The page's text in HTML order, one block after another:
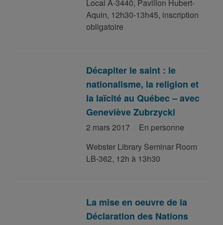
Local A-3440, Pavillon Hubert-
Aquin, 12h30-13h45, inscription
obligatoire
Décapiter le saint : le
nationalisme, la religion et
la laïcité au Québec – avec
Geneviève Zubrzycki
2 mars 2017
En personne
Webster Library Seminar Room
LB-362, 12h à 13h30
La mise en oeuvre de la
Déclaration des Nations